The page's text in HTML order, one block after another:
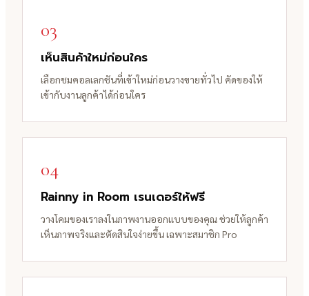
03
เห็นสินค้าใหม่ก่อนใคร
เลือกชมคอลเลกชันที่เข้าใหม่ก่อนวางขายทั่วไป คัดของให้
เข้ากับงานลูกค้าได้ก่อนใคร
04
Rainny in Room เรนเดอร์ให้ฟรี
วางโคมของเราลงในภาพงานออกแบบของคุณ ช่วยให้ลูกค้า
เห็นภาพจริงและตัดสินใจง่ายขึ้น เฉพาะสมาชิก Pro